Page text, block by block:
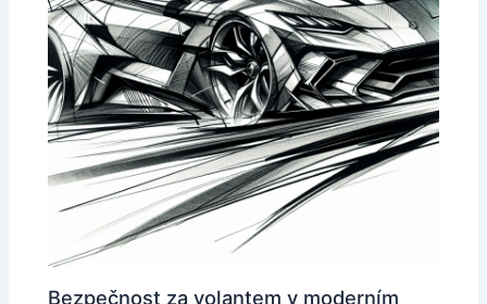
Bezpečnost za volantem v moderním